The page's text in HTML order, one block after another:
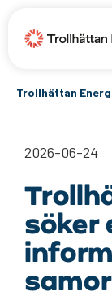
Trollhättan
2026-06-24
söker